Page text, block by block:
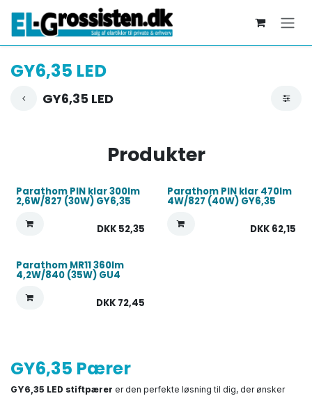
GY6,35 LED
GY6,35 LED
Produkter
Parathom PIN klar 300lm
2,6W/827 (30W) GY6,35
DKK 52,35
Parathom PIN klar 470lm
4W/827 (40W) GY6,35
DKK 62,15
Parathom MR11 360lm
4,2W/840 (35W) GU4
DKK 72,45
GY6,35 Pærer
GY6,35 LED stiftpærer er den perfekte løsning til dig, der ønsker